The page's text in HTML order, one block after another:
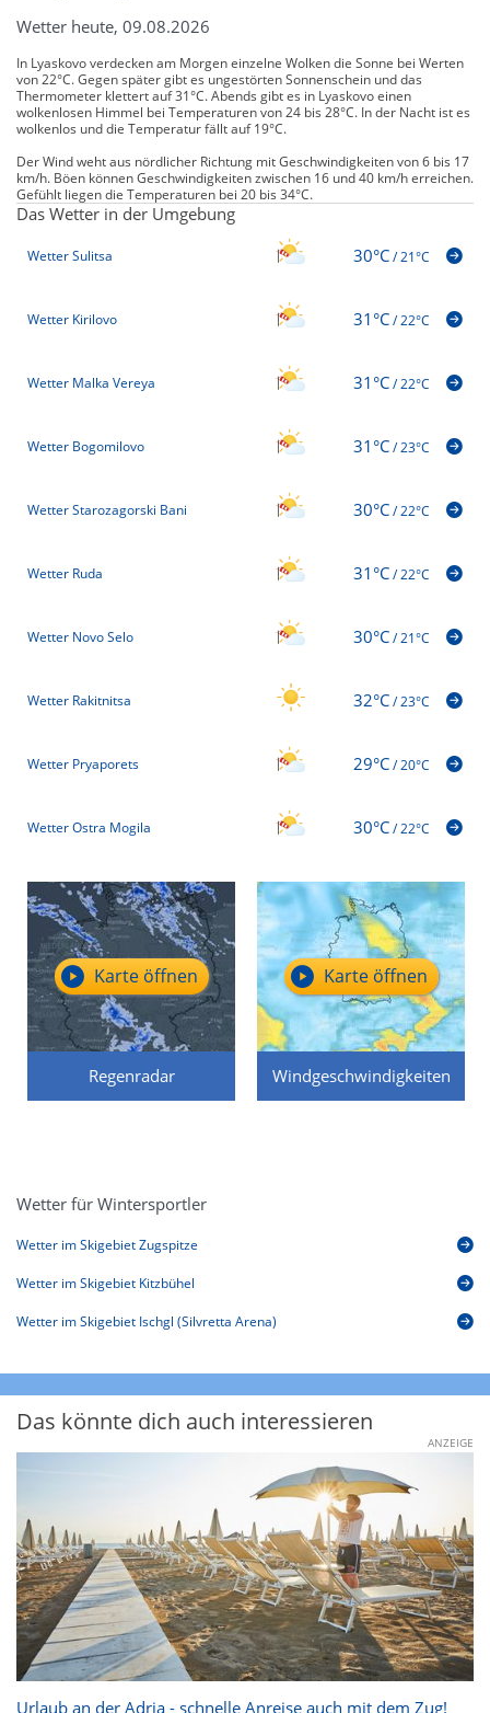
Wetter heute, 09.08.2026
In Lyaskovo verdecken am Morgen einzelne Wolken die Sonne bei Werten
von 22°C. Gegen später gibt es ungestörten Sonnenschein und das
Thermometer klettert auf 31°C. Abends gibt es in Lyaskovo einen
wolkenlosen Himmel bei Temperaturen von 24 bis 28°C. In der Nacht ist es
wolkenlos und die Temperatur fällt auf 19°C.
Der Wind weht aus nördlicher Richtung mit Geschwindigkeiten von 6 bis 17
km/h. Böen können Geschwindigkeiten zwischen 16 und 40 km/h erreichen.
Gefühlt liegen die Temperaturen bei 20 bis 34°C.
Das Wetter in der Umgebung
Wetter Sulitsa 30°C/21°C
Wetter Kirilovo 31°C/22°C
Wetter Malka Vereya 31°C/22°C
Wetter Bogomilovo 31°C/23°C
Wetter Starozagorski Bani 30°C/22°C
Wetter Ruda 31°C/22°C
Wetter Novo Selo 30°C/21°C
Wetter Rakitnitsa 32°C/23°C
Wetter Pryaporets 29°C/20°C
Wetter Ostra Mogila 30°C/22°C
Regenradar
Karte öffnen
Windgeschwindigkeiten
Karte öffnen
Wetter für Wintersportler
Wetter im Skigebiet Zugspitze
Wetter im Skigebiet Kitzbühel
Wetter im Skigebiet Ischgl (Silvretta Arena)
Das könnte dich auch interessieren
ANZEIGE
Urlaub an der Adria - schnelle Anreise auch mit dem Zug!